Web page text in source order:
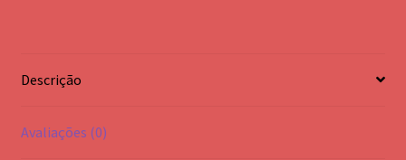
Descrição
Avaliações (0)